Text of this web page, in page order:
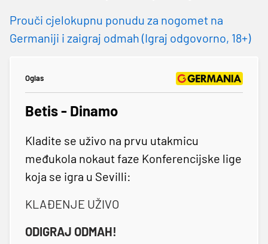
Prouči cjelokupnu ponudu za nogomet na
Germaniji i zaigraj odmah (Igraj odgovorno, 18+)
Oglas
Betis - Dinamo
Kladite se uživo na prvu utakmicu
međukola nokaut faze Konferencijske lige
koja se igra u Sevilli:
KLAĐENJE UŽIVO
ODIGRAJ ODMAH!